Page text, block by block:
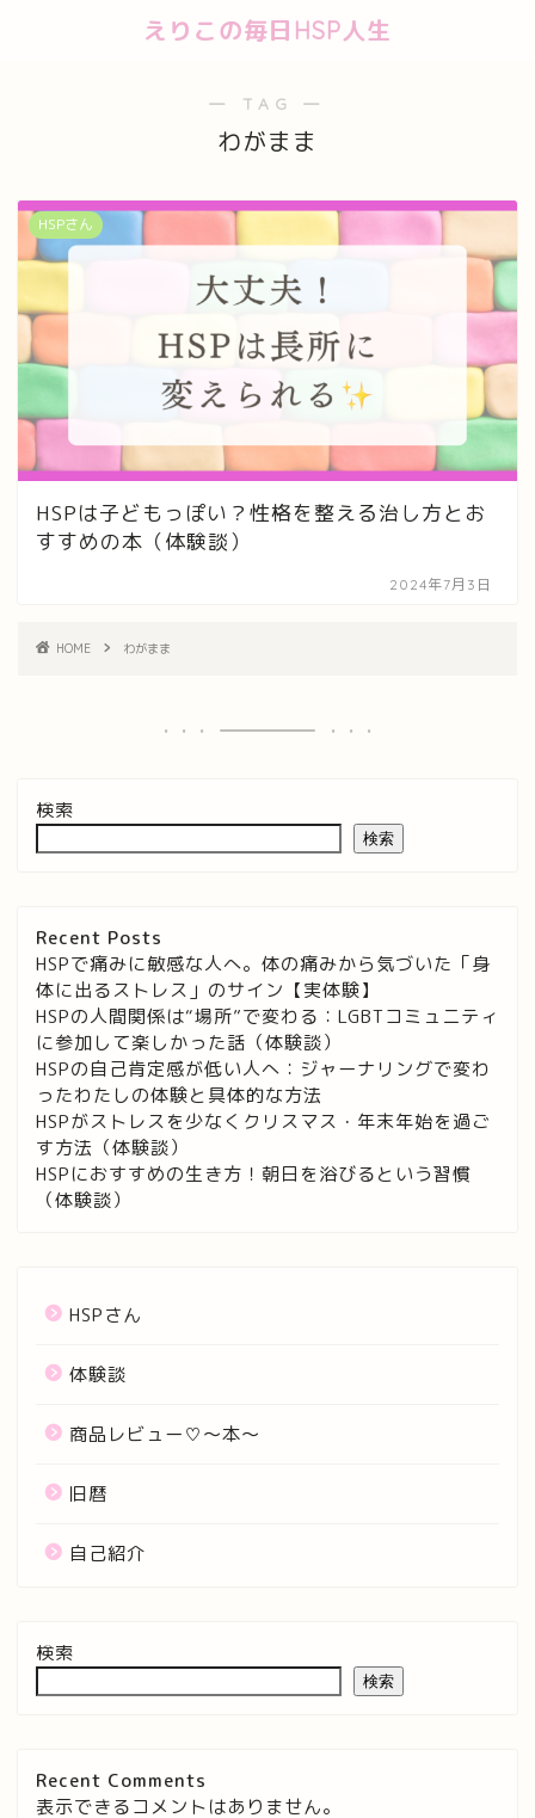
えりこの毎日HSP人生
― TAG ―
わがまま
HSPさん
HSPは子どもっぽい？性格を整える治し方とお
すすめの本（体験談）
2024年7月3日
HOME わがまま
検索
検索
Recent Posts
HSPで痛みに敏感な人へ。体の痛みから気づいた「身
体に出るストレス」のサイン【実体験】
HSPの人間関係は“場所”で変わる：LGBTコミュニティ
に参加して楽しかった話（体験談）
HSPの自己肯定感が低い人へ：ジャーナリングで変わ
ったわたしの体験と具体的な方法
HSPがストレスを少なくクリスマス・年末年始を過ご
す方法（体験談）
HSPにおすすめの生き方！朝日を浴びるという習慣
（体験談）
HSPさん
体験談
商品レビュー♡〜本〜
旧暦
自己紹介
検索
検索
Recent Comments
表示できるコメントはありません。